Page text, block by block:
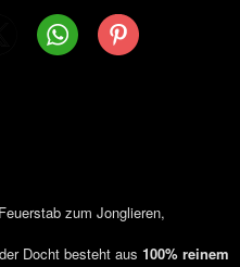
WhatsAppPinterest
zum Jonglieren,
Docht besteht aus 100% reinem